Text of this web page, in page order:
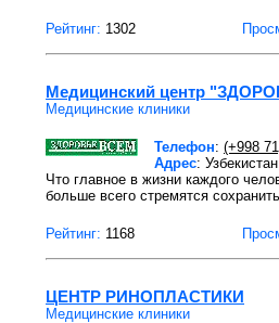
Рейтинг: 1302
Медицинский центр
Медицинские клиники
Телефон: (+998
Адрес:
Что главное в жизни каждого
больше всего стремятся
Рейтинг: 1168
ЦЕНТР РИНОПЛАСТИКИ
Медицинские клиники